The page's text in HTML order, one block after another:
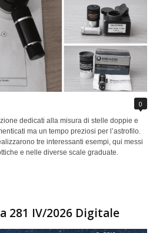
0
dedicati alla misura di stelle doppie e
ma un tempo preziosi per l’astrofilo.
tre interessanti esempi, qui messi
e nelle diverse scale graduate.
281 IV/2026 Digitale